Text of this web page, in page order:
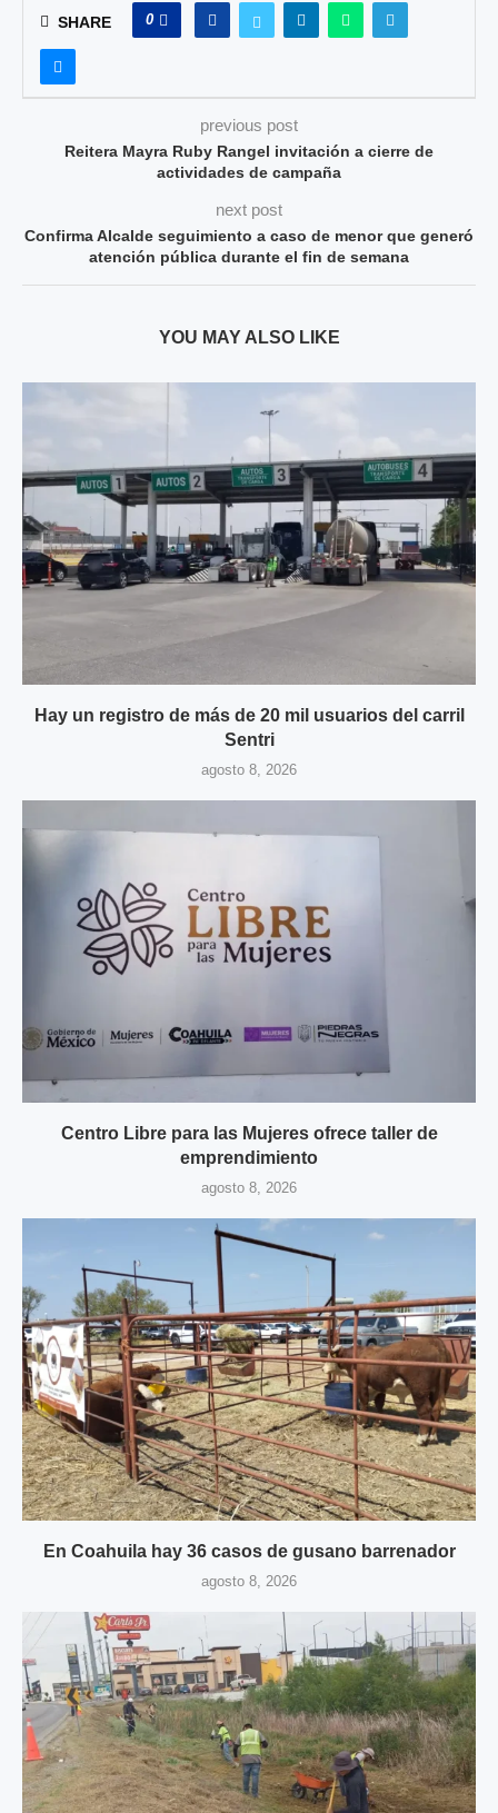
SHARE 0
previous post
Reitera Mayra Ruby Rangel invitación a cierre de
actividades de campaña
next post
Confirma Alcalde seguimiento a caso de menor que generó
atención pública durante el fin de semana
YOU MAY ALSO LIKE
Hay un registro de más de 20 mil usuarios del carril
Sentri
agosto 8, 2026
Centro Libre para las Mujeres ofrece taller de
emprendimiento
agosto 8, 2026
En Coahuila hay 36 casos de gusano barrenador
agosto 8, 2026